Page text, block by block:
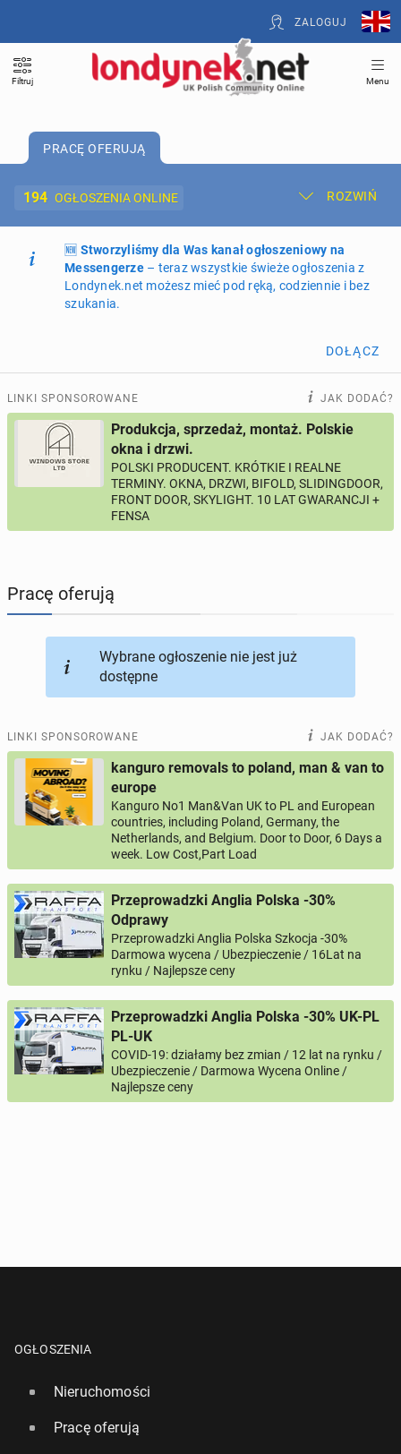
ZALOGUJ
Filtruj Menu
PRACĘ OFERUJĄ
194 OGŁOSZENIA ONLINE ROZWIŃ
Dodaj ogłoszenie Moje ogłoszenia
Oferta i cennik ogłoszeń
ogłoszenia online
PROFILE KANDYDATÓW 289 profili online
USŁUGI 165ogłoszeń online
MOTORYZACJA 10ogłoszeń online
🆕 Stworzyliśmy dla Was kanał ogłoszeniowy na
Messengerze– teraz wszystkie świeże ogłoszenia z
Londynek.net możesz mieć pod ręką, codziennie i bez
szukania.
DOŁĄCZ
LINKI SPONSOROWANE JAK DODAĆ?
Produkcja, sprzedaż, montaż. Polskie
okna i drzwi.
POLSKI PRODUCENT. KRÓTKIE I REALNE
TERMINY. OKNA, DRZWI, BIFOLD, SLIDINGDOOR,
FRONT DOOR, SKYLIGHT. 10 LAT GWARANCJI +
FENSA
Pracę oferują
Wybrane ogłoszenie nie jest już
dostępne
LINKI SPONSOROWANE JAK DODAĆ?
kanguro removals to poland, man & van to
europe
Kanguro No1 Man&Van UK to PL and European
countries, including Poland, Germany, the
Netherlands, and Belgium. Door to Door, 6 Days a
week. Low Cost,Part Load
Przeprowadzki Anglia Polska -30%
Odprawy
Przeprowadzki Anglia Polska Szkocja -30%
Darmowa wycena / Ubezpieczenie / 16Lat na
rynku / Najlepsze ceny
Przeprowadzki Anglia Polska -30% UK-PL
PL-UK
COVID-19: działamy bez zmian / 12 lat na rynku /
Ubezpieczenie / Darmowa Wycena Online /
Najlepsze ceny
OGŁOSZENIA
Nieruchomości
Pracę oferują